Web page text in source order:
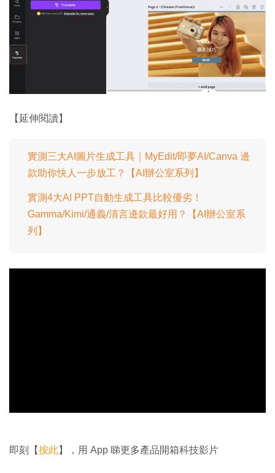
【延伸閱讀】
實測三大AI圖片生成工具｜MyEdit/即夢AI/Canva 邊
款助你快人一步放工？【AI辦公室系列】
實測4大AI PPT自動生成工具比較優劣！
Gamma/Kimi/通義/清言邊款最好用？【AI辦公室系
列】
即刻【按此】，用 App 睇更多產品開箱科技影片